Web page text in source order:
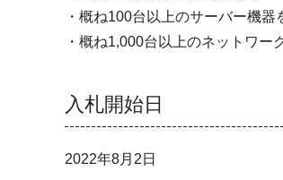
・概ね100台以上のサーバー機
・概ね1,000台以上のネットワー
入札開始日
2022年8月2日